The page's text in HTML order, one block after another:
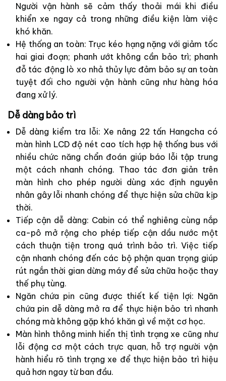
Người vận hành sẽ cảm thấy thoải mái khi điều
khiển xe ngay cả trong những điều kiện làm việc
khó khăn.
Hệ thống an toàn: Trục kéo hạng nặng với giảm tốc
hai giai đoạn; phanh ướt không cần bảo trì; phanh
đỗ tác động lò xo nhả thủy lực đảm bảo sự an toàn
tuyệt đối cho người vận hành cũng như hàng hóa
đang xử lý.
Dễ dàng bảo trì
Dễ dàng kiểm tra lỗi: Xe nâng 22 tấn Hangcha có
màn hình LCD độ nét cao tích hợp hệ thống bus với
nhiều chức năng chẩn đoán giúp báo lỗi tập trung
một cách nhanh chóng. Thao tác đơn giản trên
màn hình cho phép người dùng xác định nguyên
nhân gây lỗi nhanh chóng để thực hiện sửa chữa kịp
thời.
Tiếp cận dễ dàng: Cabin có thể nghiêng cùng nắp
ca-pô mở rộng cho phép tiếp cận dầu nước một
cách thuận tiện trong quá trình bảo trì. Việc tiếp
cận nhanh chóng đến các bộ phận quan trọng giúp
rút ngắn thời gian dừng máy để sửa chữa hoặc thay
thế phụ tùng.
Ngăn chứa pin cũng được thiết kế tiện lợi: Ngăn
chứa pin dễ dàng mở ra để thực hiện bảo trì nhanh
chóng mà không gặp khó khăn gì về mặt cơ học.
Màn hình thông minh hiển thị tình trạng xe cũng như
lỗi động cơ một cách trực quan, hỗ trợ người vận
hành hiểu rõ tình trạng xe để thực hiện bảo trì hiệu
quả hơn ngay từ ban đầu.